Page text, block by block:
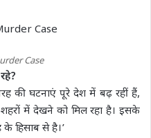
Case
की घटनाएं पूरे देश में बढ़ रहीं हैं,
में देखने को मिल रहा है। इसके
हिसाब से है।’